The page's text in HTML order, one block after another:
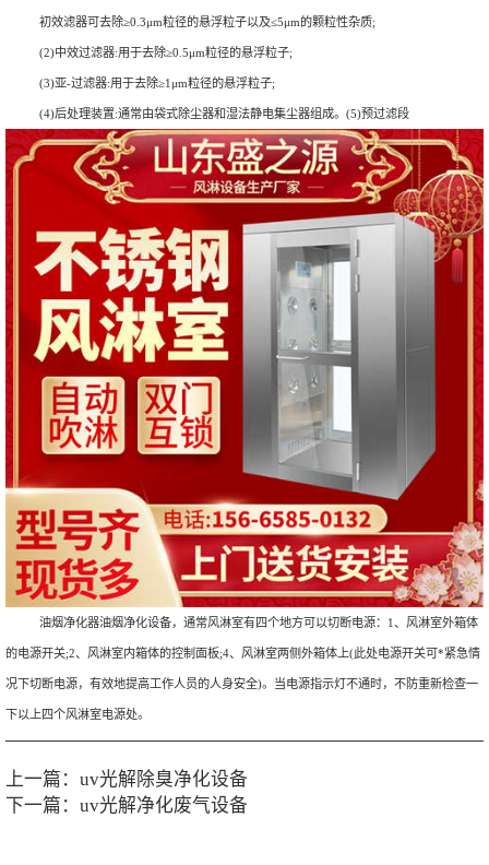
初效滤器可去除≥0.3μm粒径的悬浮粒子以及≤5μm的颗粒性杂质;
(2)中效过滤器:用于去除≥0.5μm粒径的悬浮粒子;
(3)亚-过滤器:用于去除≥1μm粒径的悬浮粒子;
(4)后处理装置:通常由袋式除尘器和湿法静电集尘器组成。(5)预过滤段
油烟净化器油烟净化设备，通常风淋室有四个地方可以切断电源：1、风淋室外箱体
的电源开关;2、风淋室内箱体的控制面板;4、风淋室两侧外箱体上(此处电源开关可*紧急情
况下切断电源，有效地提高工作人员的人身安全)。当电源指示灯不通时，不防重新检查一
下以上四个风淋室电源处。
上一篇： uv光解除臭净化设备
下一篇： uv光解净化废气设备